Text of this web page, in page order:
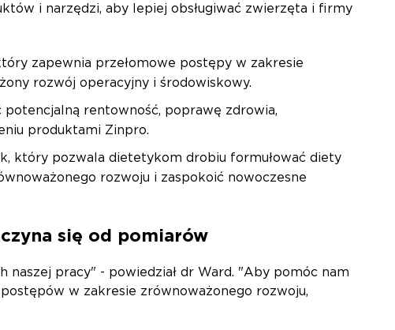
i narzędzi, aby lepiej obsługiwać zwierzęta i firmy
zapewnia przełomowe postępy w zakresie
rozwój operacyjny i środowiskowy.
rentowność, poprawę zdrowia,
produktami Zinpro.
który pozwala dietetykom drobiu formułować diety
rozwoju i zaspokoić nowoczesne
się od pomiarów
pracy" - powiedział dr Ward. "Aby pomóc nam
w zakresie zrównoważonego rozwoju,